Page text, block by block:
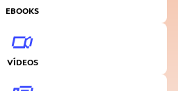
EBOOKS
VÍDEOS